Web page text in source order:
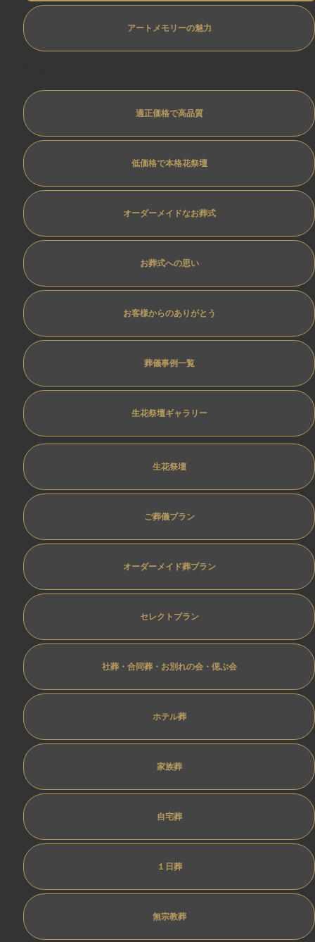
アートメモリーの魅力
適正価格で高品質
低価格で本格花祭壇
オーダーメイドなお葬式
お葬式への思い
お客様からのありがとう
葬儀事例一覧
生花祭壇ギャラリー
生花祭壇
ご葬儀プラン
オーダーメイド葬プラン
セレクトプラン
社葬・合同葬・お別れの会・偲ぶ会
ホテル葬
家族葬
自宅葬
１日葬
無宗教葬